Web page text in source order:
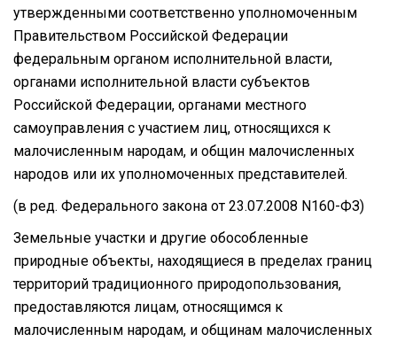
утвержденными соответственно уполномоченным
Правительством Российской Федерации
федеральным органом исполнительной власти,
органами исполнительной власти субъектов
Российской Федерации, органами местного
самоуправления с участием лиц, относящихся к
малочисленным народам, и общин малочисленных
народов или их уполномоченных представителей.
(в ред. Федерального закона от 23.07.2008 N160-ФЗ)
Земельные участки и другие обособленные
природные объекты, находящиеся в пределах границ
территорий традиционного природопользования,
предоставляются лицам, относящимся к
малочисленным народам, и общинам малочисленных